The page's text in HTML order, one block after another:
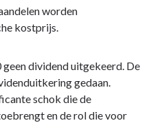
worden
kostprijs.
dividend uitgekeerd. De
gedaan.
schok die de
en de rol die voor